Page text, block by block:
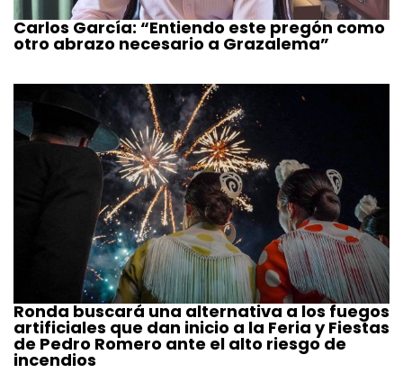
Carlos García: “Entiendo este pregón como
otro abrazo necesario a Grazalema”
Ronda buscará una alternativa a los fuegos
artificiales que dan inicio a la Feria y Fiestas
de Pedro Romero ante el alto riesgo de
incendios